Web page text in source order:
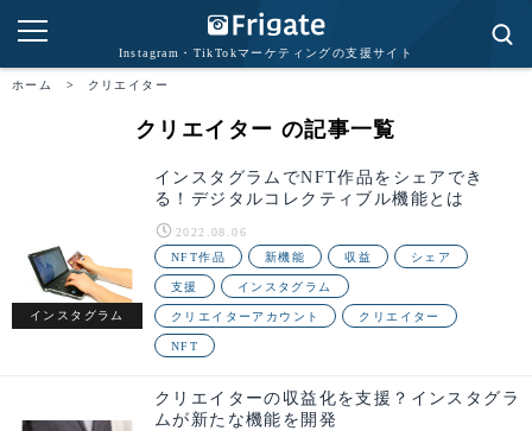
Instagram・TikTokマーケティングの支援サイト
ホーム > クリエイター
クリエイター の記事一覧
インスタグラム
インスタグラムでNFT作品をシェアでき
る！デジタルコレクティブル機能とは
2022.08.06
NFT作品
新機能 収益 シェア
支援 インスタグラム
クリエイターアカウント クリエイター
NFT
クリエイターの収益化を支援？インスタグラ
ムが新たな機能を開発